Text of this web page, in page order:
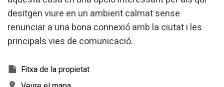
desitgen viure en un ambient calmat sense
renunciar a una bona connexió amb la ciutat i les
principals vies de comunicació.
Fitxa de la propietat